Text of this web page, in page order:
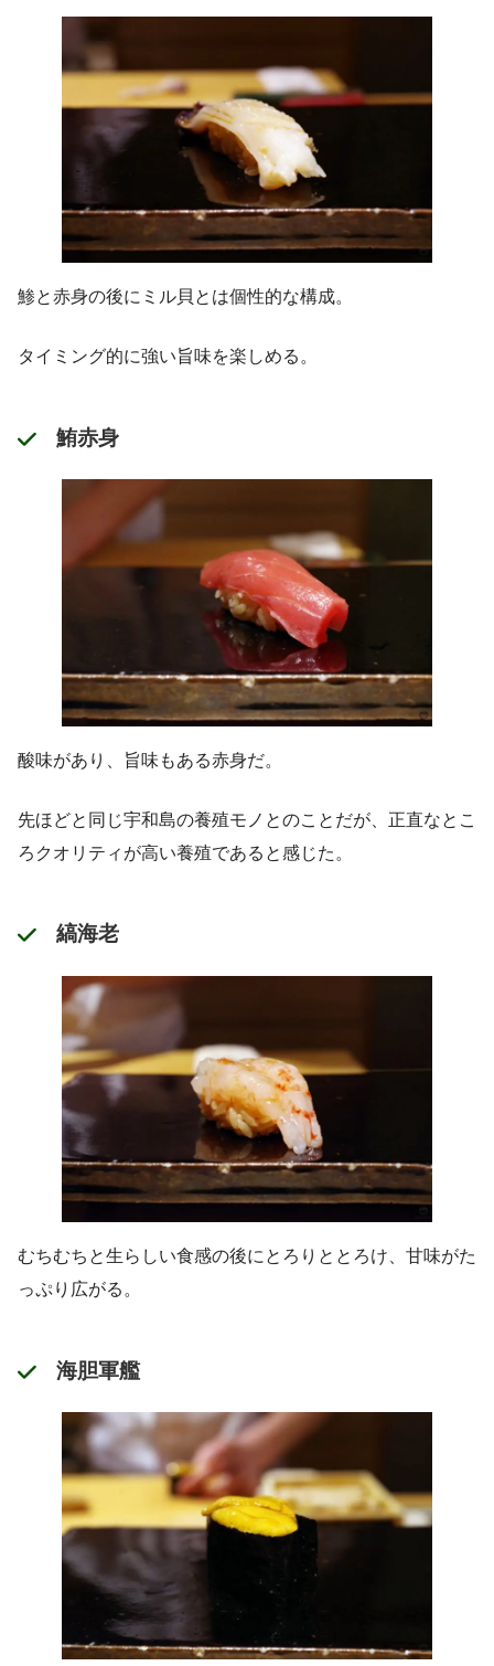
鯵と赤身の後にミル貝とは個性的な構成。
タイミング的に強い旨味を楽しめる。
鮪赤身
酸味があり、旨味もある赤身だ。
先ほどと同じ宇和島の養殖モノとのことだが、正直なとこ
ろクオリティが高い養殖であると感じた。
縞海老
むちむちと生らしい食感の後にとろりととろけ、甘味がた
っぷり広がる。
海胆軍艦